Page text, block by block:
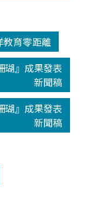
教育零距離
瑚』成果發表
新聞稿
瑚』成果發表
新聞稿